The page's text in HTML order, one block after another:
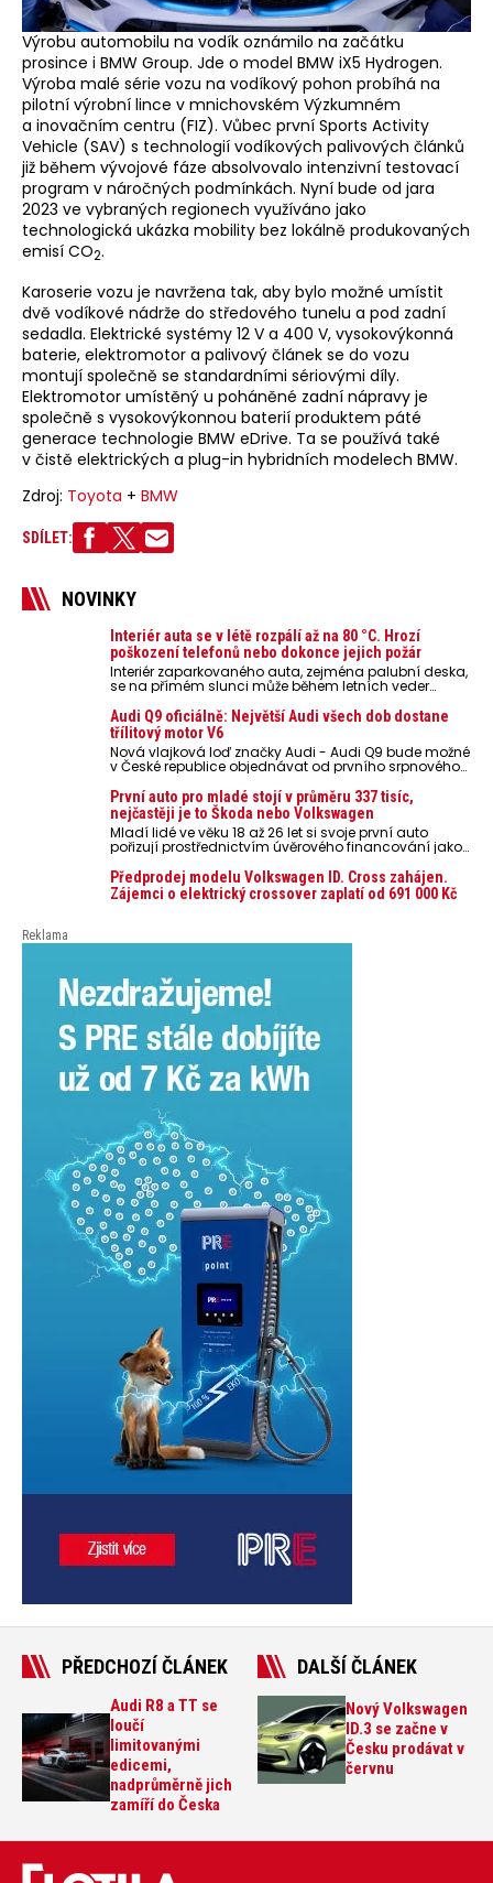
Výrobu automobilu na vodík oznámilo na začátku
prosince i BMW Group. Jde o model BMW iX5 Hydrogen.
Výroba malé série vozu na vodíkový pohon probíhá na
pilotní výrobní lince v mnichovském Výzkumném
a inovačním centru (FIZ). Vůbec první Sports Activity
Vehicle (SAV) s technologií vodíkových palivových článků
již během vývojové fáze absolvovalo intenzivní testovací
program v náročných podmínkách. Nyní bude od jara
2023 ve vybraných regionech využíváno jako
technologická ukázka mobility bez lokálně produkovaných
emisí CO2.
Karoserie vozu je navržena tak, aby bylo možné umístit
dvě vodíkové nádrže do středového tunelu a pod zadní
sedadla. Elektrické systémy 12 V a 400 V, vysokovýkonná
baterie, elektromotor a palivový článek se do vozu
montují společně se standardními sériovými díly.
Elektromotor umístěný u poháněné zadní nápravy je
společně s vysokovýkonnou baterií produktem páté
generace technologie BMW eDrive. Ta se používá také
v čistě elektrických a plug-in hybridních modelech BMW.
Zdroj: Toyota + BMW
SDÍLET:
NOVINKY
Interiér auta se v létě rozpálí až na 80 °C. Hrozí
poškození telefonů nebo dokonce jejich požár
Interiér zaparkovaného auta, zejména palubní deska,
se na přímém slunci může během letních veder
nebezpečí pro odložené mobilní telefony, powerbanky
nebo notebooky. Můžou urychlit stárnutí baterií,
poškodit elektroniku a ve výjimečných případech i
zvýšit riziko požáru.
Audi Q9 oficiálně: Největší Audi všech dob dostane
třílitový motor V6
Nová vlajková loď značky Audi - Audi Q9 bude možné
v České republice objednávat od prvního srpnového
První auto pro mladé stojí v průměru 337 tisíc,
nejčastěji je to Škoda nebo Volkswagen
Mladí lidé ve věku 18 až 26 let si svoje první auto
pořizují prostřednictvím úvěrového financování jako
auto. Průměrná pořizovací cena vozu dosahuje 337
tisíc korun a průměrná financovaná částka
přesahuje 251 tisíc korun. Vyplývá to z dat Leasingu
Předprodej modelu Volkswagen ID. Cross zahájen.
Zájemci o elektrický crossover zaplatí od 691 000 Kč
Reklama
PŘEDCHOZÍ ČLÁNEK
Audi R8 a TT se
loučí
limitovanými
edicemi,
nadprůměrně jich
zamíří do Česka
DALŠÍ ČLÁNEK
Nový Volkswagen
ID.3 se začne v
Česku prodávat v
červnu